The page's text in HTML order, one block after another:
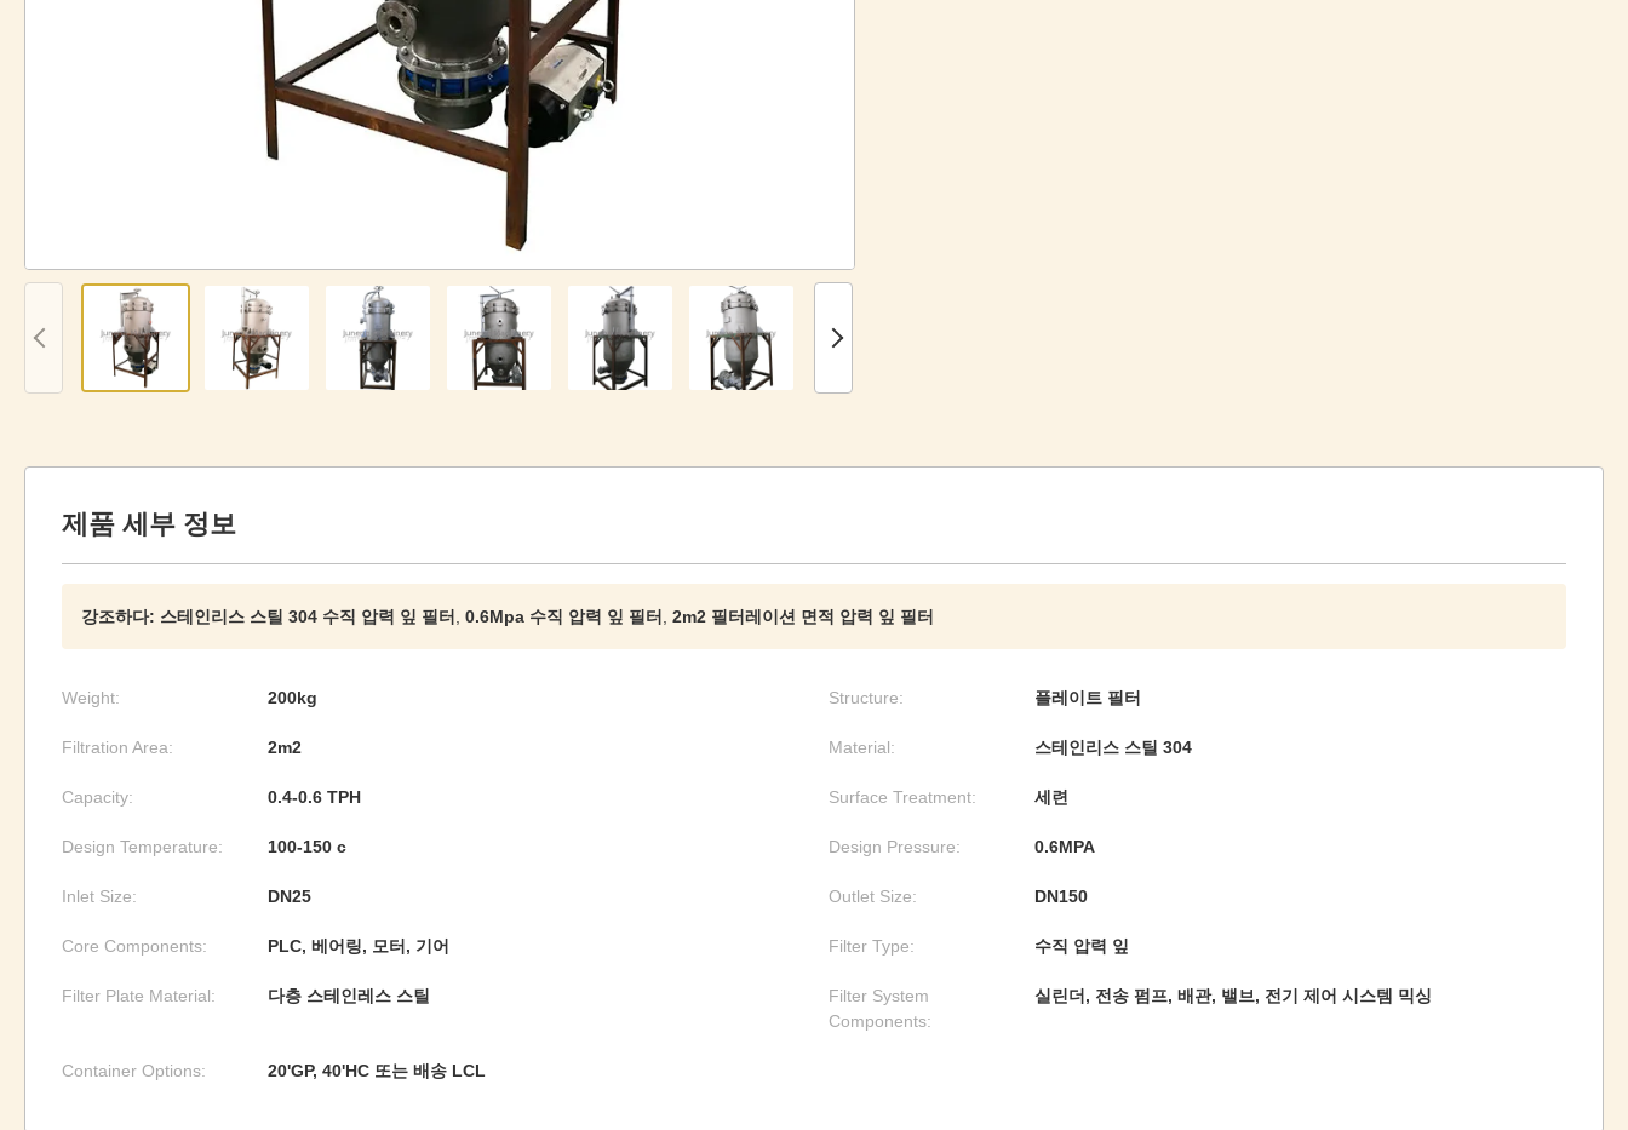
제품 세부 정보
강조하다: 스테인리스 스틸 304 수직 압력 잎 필터 0.6Mpa 수직 압력 잎 필터 2m2 필터레이션 면적 압력 잎 필터
Weight: 200kg Structure: 플레이트 필터
Filtration Area: 2m2 Material: 스테인리스 스틸 304
Capacity: 0.4-0.6 TPH Surface Treatment: 세련
Design Temperature: 100-150 c Design Pressure: 0.6MPA
Inlet Size: DN25 Outlet Size: DN150
Core Components: PLC, 베어링, 모터, 기어 Filter Type: 수직 압력 잎
Filter Plate Material: 다층 스테인레스 스틸
Filter System
Components:
실린더, 전송 펌프, 배관, 밸브, 전기 제어 시스템 믹싱
Container Options: 20'GP, 40'HC 또는 배송 LCL